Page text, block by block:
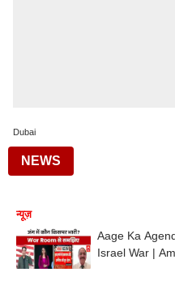
Dubai
NEWS
न्यूज़
Aage Ka
Israel War |